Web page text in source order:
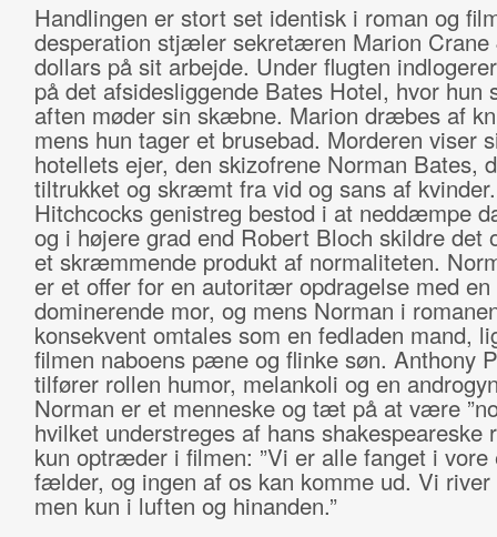
Handlingen er stort set identisk i roman og
desperation stjæler sekretæren Marion Crane
dollars på sit arbejde. Under flugten
på det afsidesliggende Bates Hotel, hvor hun
aften møder sin skæbne. Marion dræbes af
mens hun tager et brusebad. Morderen viser
hotellets ejer, den skizofrene Norman Bates,
tiltrukket og skræmt fra vid og sans af kvinder.
Hitchcocks genistreg bestod i at neddæmpe
og i højere grad end Robert Bloch skildre det
et skræmmende produkt af normaliteten.
er et offer for en autoritær opdragelse med en
dominerende mor, og mens Norman i
konsekvent omtales som en fedladen mand,
filmen naboens pæne og flinke søn. Anthony
tilfører rollen humor, melankoli og en
Norman er et menneske og tæt på at være
hvilket understreges af hans shakespeareske
kun optræder i filmen: ”Vi er alle fanget i vore
fælder, og ingen af os kan komme ud. Vi river
men kun i luften og hinanden.”